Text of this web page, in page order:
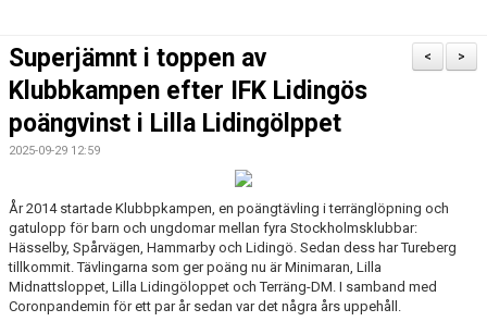
>
<
Superjämnt i toppen av
Klubbkampen efter IFK Lidingös
poängvinst i Lilla Lidingölppet
2025-09-29 12:59
År 2014 startade Klubbpkampen, en poängtävling i terränglöpning och
gatulopp för barn och ungdomar mellan fyra Stockholmsklubbar:
Hässelby, Spårvägen, Hammarby och Lidingö. Sedan dess har Tureberg
tillkommit. Tävlingarna som ger poäng nu är Minimaran, Lilla
Midnattsloppet, Lilla Lidingöloppet och Terräng-DM. I samband med
Coronpandemin för ett par år sedan var det några års uppehåll.